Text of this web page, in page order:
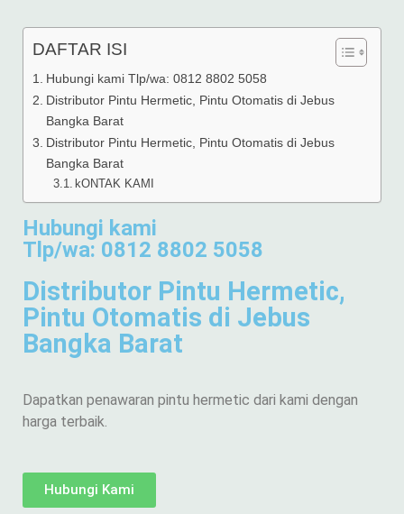
DAFTAR ISI
Hubungi kami Tlp/wa: 0812 8802 5058
Distributor Pintu Hermetic, Pintu Otomatis di Jebus
Bangka Barat
Distributor Pintu Hermetic, Pintu Otomatis di Jebus
Bangka Barat
kONTAK KAMI
Hubungi kami
Tlp/wa: 0812 8802 5058
Distributor Pintu Hermetic,
Pintu Otomatis di Jebus
Bangka Barat
Dapatkan penawaran pintu hermetic dari kami dengan
harga terbaik.
Hubungi Kami